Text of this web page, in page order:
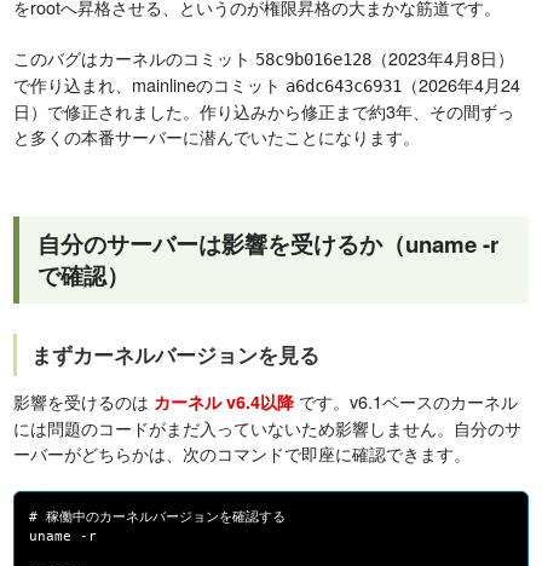
をrootへ昇格させる、というのが権限昇格の大まかな筋道です。
このバグはカーネルのコミット 58c9b016e128 （2023年4月8日）
で作り込まれ、mainlineのコミット a6dc643c6931 （2026年4月24
日）で修正されました。作り込みから修正まで約3年、その間ずっ
と多くの本番サーバーに潜んでいたことになります。
自分のサーバーは影響を受けるか（uname -r
で確認）
まずカーネルバージョンを見る
影響を受けるのは カーネル v6.4以降 です。v6.1ベースのカーネル
には問題のコードがまだ入っていないため影響しません。自分のサ
ーバーがどちらかは、次のコマンドで即座に確認できます。
# 稼働中のカーネルバージョンを確認する
uname -r